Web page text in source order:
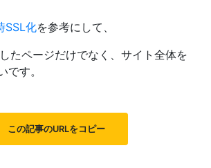
SSL化を参考にして、
たページだけでなく、サイト全体を
です。
この記事のURLをコピー